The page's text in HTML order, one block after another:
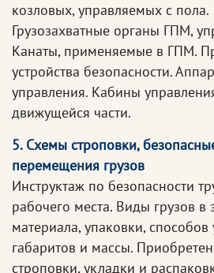
козловых, управляемых с пола.
Грузозахватные органы ГПМ,
Канаты, применяемые в ГПМ.
устройства безопасности.
управления. Кабины
движущейся части.
5. Схемы строповки,
перемещения грузов
Инструктаж по безопасности
рабочего места. Виды грузов в
материала, упаковки,
габаритов и массы.
строповки, укладки и